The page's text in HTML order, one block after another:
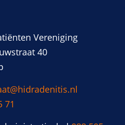
Vereniging
40
71